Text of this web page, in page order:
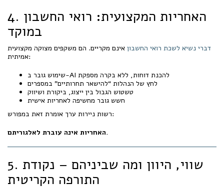
4. האחריות המקצועית: רואי החשבון
במוקד
דברי נשיא לשכת רואי החשבון אינם מקריים. הם משקפים מצוקה מקצועית
אמיתית:
שימוש גובר ב-AI להכנת דוחות, ללא בקרה מספקת
לחץ של הנהלות “להישאר תחרותיים” במספרים
טשטוש הגבול בין ייצוג, ביקורת ושיווק
חשש גובר מחשיפה לאחריות אישית
רשות ניירות ערך אומרת זאת במפורש:
האחריות אינה עוברת לאלגוריתם.
5. שווי, היוון ומה שביניהם – נקודת
התורפה הקריטית